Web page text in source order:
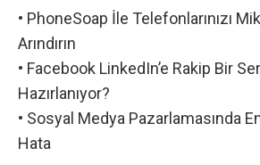
• PhoneSoap İle Telefonlarınızı
Arındırın
• Facebook LinkedIn’e Rakip Bir
Hazırlanıyor?
• Sosyal Medya Pazarlamasında En
Hata